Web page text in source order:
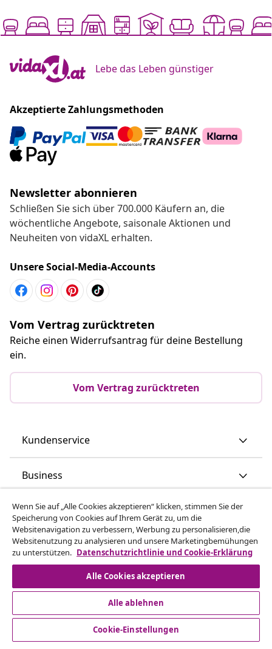
Lebe das Leben günstiger
Akzeptierte Zahlungsmethoden
Newsletter abonnieren
Schließen Sie sich über 700.000 Käufern an, die
wöchentliche Angebote, saisonale Aktionen und
Neuheiten von vidaXL erhalten.
Unsere Social-Media-Accounts
Vom Vertrag zurücktreten
Reiche einen Widerrufsantrag für deine Bestellung
ein.
Vom Vertrag zurücktreten
Kundenservice
Business
vidaXL
Mehr entdecken
© 2008-2026 vidaXL - www.vidaxl.at ist eine Webseite von
Wenn Sie auf „Alle Cookies akzeptieren“ klicken, stimmen Sie der
Speicherung von Cookies auf Ihrem Gerät zu, um die
Websitenavigation zu verbessern, Werbung zu personalisieren,die
Websitenutzung zu analysieren und unsere Marketingbemühungen
zu unterstützen. Datenschutzrichtlinie und Cookie-Erklärung
Alle Cookies akzeptieren
Alle ablehnen
Cookie-Einstellungen